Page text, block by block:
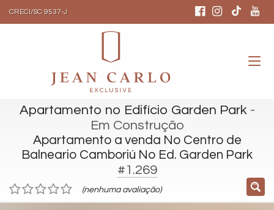
CRECI/SC 9537-J
Apartamento no Edifício Garden Park-
Em Construção
Apartamento a venda No Centro de
Balneario Camboriú No Ed. Garden Park
#1.269
(nenhuma avaliação)